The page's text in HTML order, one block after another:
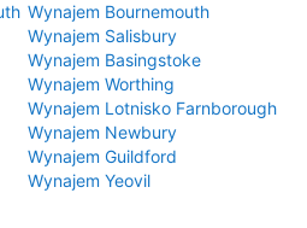
Wynajem Bournemouth
Wynajem Salisbury
Wynajem Basingstoke
Wynajem Worthing
Wynajem Lotnisko Farnborough
Wynajem Newbury
Wynajem Guildford
Wynajem Yeovil